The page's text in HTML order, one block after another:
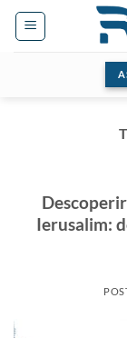
Skip
Ierusalim: